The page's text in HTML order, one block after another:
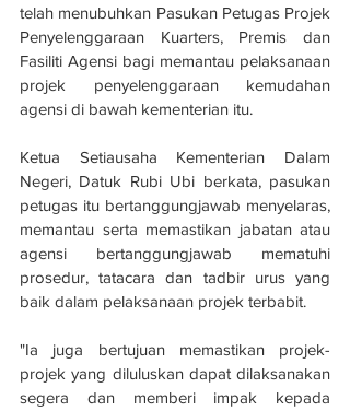
telah menubuhkan Pasukan Petugas Projek
Penyelenggaraan Kuarters, Premis dan
Fasiliti Agensi bagi memantau pelaksanaan
projek penyelenggaraan kemudahan
agensi di bawah kementerian itu.
Ketua Setiausaha Kementerian Dalam
Negeri, Datuk Rubi Ubi berkata, pasukan
petugas itu bertanggungjawab menyelaras,
memantau serta memastikan jabatan atau
agensi bertanggungjawab mematuhi
prosedur, tatacara dan tadbir urus yang
baik dalam pelaksanaan projek terbabit.
"Ia juga bertujuan memastikan projek-
projek yang diluluskan dapat dilaksanakan
segera dan memberi impak kepada